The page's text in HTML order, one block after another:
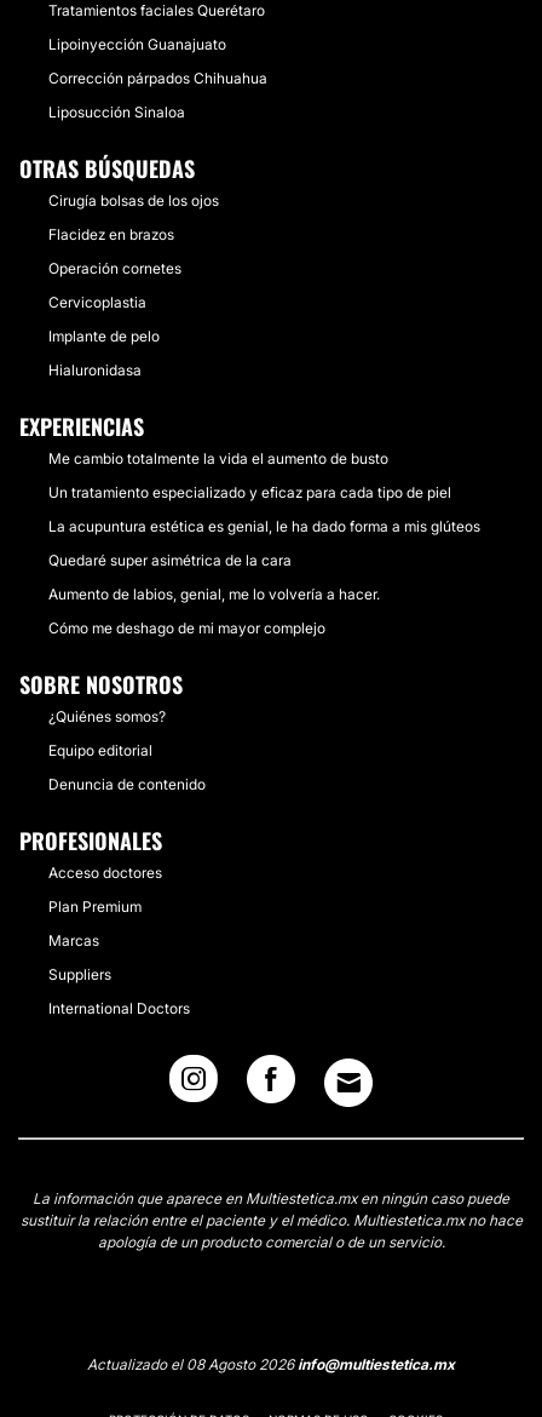
Tratamientos faciales Querétaro
Lipoinyección Guanajuato
Corrección párpados Chihuahua
Liposucción Sinaloa
OTRAS BÚSQUEDAS
Cirugía bolsas de los ojos
Flacidez en brazos
Operación cornetes
Cervicoplastia
Implante de pelo
Hialuronidasa
EXPERIENCIAS
Me cambio totalmente la vida el aumento de busto
Un tratamiento especializado y eficaz para cada tipo de piel
La acupuntura estética es genial, le ha dado forma a mis glúteos
Quedaré super asimétrica de la cara
Aumento de labios, genial, me lo volvería a hacer.
Cómo me deshago de mi mayor complejo
SOBRE NOSOTROS
¿Quiénes somos?
Equipo editorial
Denuncia de contenido
PROFESIONALES
Acceso doctores
Plan Premium
Marcas
Suppliers
International Doctors
La información que aparece en Multiestetica.mx en ningún caso puede
sustituir la relación entre el paciente y el médico. Multiestetica.mx no hace
apología de un producto comercial o de un servicio.
Actualizado el 08 Agosto 2026info@multiestetica.mx